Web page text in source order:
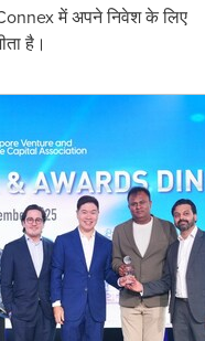
में अपने निवेश के लिए
है।